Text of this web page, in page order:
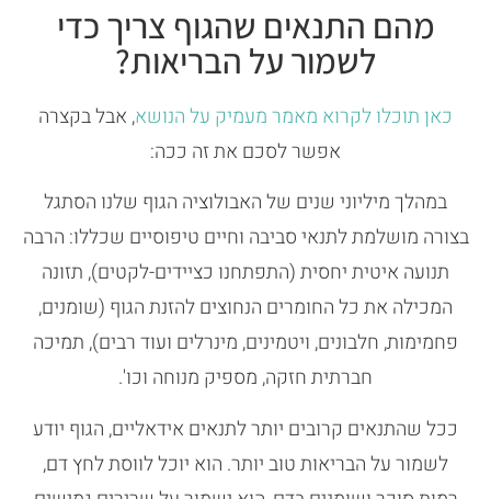
מהם התנאים שהגוף צריך כדי
לשמור על הבריאות?
כאן תוכלו לקרוא מאמר מעמיק על הנושא, אבל בקצרה
אפשר לסכם את זה ככה:
במהלך מיליוני שנים של האבולוציה הגוף שלנו הסתגל
בצורה מושלמת לתנאי סביבה וחיים טיפוסיים שכללו: הרבה
תנועה איטית יחסית (התפתחנו כציידים-לקטים), תזונה
המכילה את כל החומרים הנחוצים להזנת הגוף (שומנים,
פחמימות, חלבונים, ויטמינים, מינרלים ועוד רבים), תמיכה
חברתית חזקה, מספיק מנוחה וכו'.
ככל שהתנאים קרובים יותר לתנאים אידאליים, הגוף יודע
לשמור על הבריאות טוב יותר. הוא יוכל לווסת לחץ דם,